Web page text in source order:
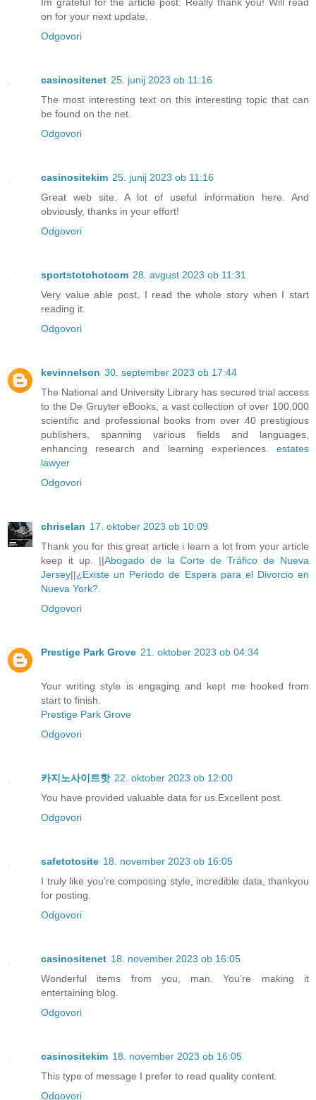
on for your next update.
Odgovori
casinositenet 25. junij 2023 ob 11:16
The most interesting text on this interesting topic that can
be found on the net.
Odgovori
casinositekim 25. junij 2023 ob 11:16
Great web site. A lot of useful information here. And
obviously, thanks in your effort!
Odgovori
sportstotohotcom 28. avgust 2023 ob 11:31
Very value able post, I read the whole story when I start
reading it.
Odgovori
kevinnelson 30. september 2023 ob 17:44
The National and University Library has secured trial access
to the De Gruyter eBooks, a vast collection of over 100,000
scientific and professional books from over 40 prestigious
publishers, spanning various fields and languages,
enhancing research and learning experiences. estates
lawyer
Odgovori
chriselan 17. oktober 2023 ob 10:09
Thank you for this great article i learn a lot from your article
keep it up. ||Abogado de la Corte de Tráfico de Nueva
Jersey||¿Existe un Período de Espera para el Divorcio en
Nueva York?
Odgovori
Prestige Park Grove 21. oktober 2023 ob 04:34
Your writing style is engaging and kept me hooked from
start to finish.
Prestige Park Grove
Odgovori
카지노사이트핫 22. oktober 2023 ob 12:00
You have provided valuable data for us.Excellent post.
Odgovori
safetotosite 18. november 2023 ob 16:05
I truly like you’re composing style, incredible data, thankyou
for posting.
Odgovori
casinositenet 18. november 2023 ob 16:05
Wonderful items from you, man. You’re making it
entertaining blog.
Odgovori
casinositekim 18. november 2023 ob 16:05
This type of message I prefer to read quality content.
Odgovori